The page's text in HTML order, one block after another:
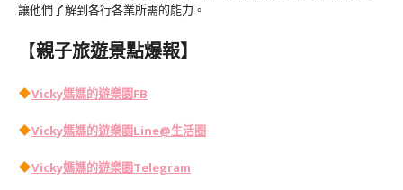
讓他們了解到各行各業所需的能力。
【親子旅遊景點爆報】
Vicky媽媽的遊樂園FB
Vicky媽媽的遊樂園Line@生活圈
Vicky媽媽的遊樂園Telegram